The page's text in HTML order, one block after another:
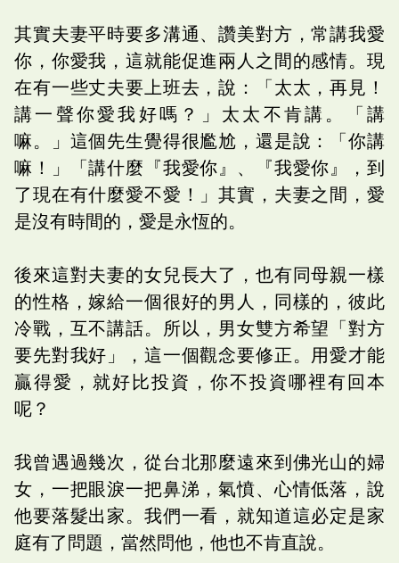
其實夫妻平時要多溝通、讚美對方，常講我愛
你，你愛我，這就能促進兩人之間的感情。現
在有一些丈夫要上班去，說：「太太，再見！
講一聲你愛我好嗎？」太太不肯講。「講
嘛。」這個先生覺得很尷尬，還是說：「你講
嘛！」「講什麼『我愛你』、『我愛你』，到
了現在有什麼愛不愛！」其實，夫妻之間，愛
是沒有時間的，愛是永恆的。
後來這對夫妻的女兒長大了，也有同母親一樣
的性格，嫁給一個很好的男人，同樣的，彼此
冷戰，互不講話。所以，男女雙方希望「對方
要先對我好」，這一個觀念要修正。用愛才能
贏得愛，就好比投資，你不投資哪裡有回本
呢？
我曾遇過幾次，從台北那麼遠來到佛光山的婦
女，一把眼淚一把鼻涕，氣憤、心情低落，說
他要落髮出家。我們一看，就知道這必定是家
庭有了問題，當然問他，他也不肯直說。